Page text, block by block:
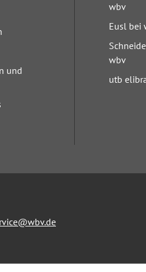
und
wbv
Eusl bei
wbv
utb